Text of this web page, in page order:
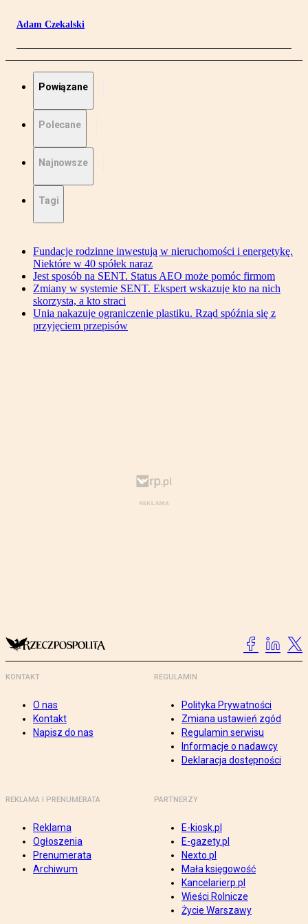
Adam Czekalski
Powiązane
Polecane
Najnowsze
Tagi
Fundacje rodzinne inwestują w nieruchomości i energetykę.
Niektóre w 40 spółek naraz
Jest sposób na SENT. Status AEO może pomóc firmom
Zmiany w systemie SENT. Ekspert wskazuje kto na nich
skorzysta, a kto straci
Unia nakazuje ograniczenie plastiku. Rząd spóźnia się z
przyjęciem przepisów
KONTAKT
O nas
Kontakt
Napisz do nas
REGULAMIN
Polityka Prywatności
Zmiana ustawień zgód
Regulamin serwisu
Informacje o nadawcy
Deklaracja dostępności
REKLAMA I PRENUMERATA
Reklama
Ogłoszenia
Prenumerata
Archiwum
PARTNERZY
E-kiosk.pl
E-gazety.pl
Nexto.pl
Mała księgowość
Kancelarierp.pl
Wieści Rolnicze
Życie Warszawy